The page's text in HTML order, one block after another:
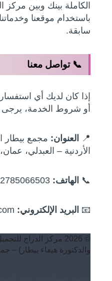
الكاملة بينك وبين مركز
باستخدام موقعنا
سابقة.
📞 تواصل معنا
إذا كان لديك أي
أو شروط الخدمة، يرجى
📍 العنوان: مجمع بيطار
الأردنية – العبدلي،
📞 الهاتف:
📧 البريد الإلكتروني:
© 2026 مركز الدراج
والدكتورة هيفاء بيطار) –